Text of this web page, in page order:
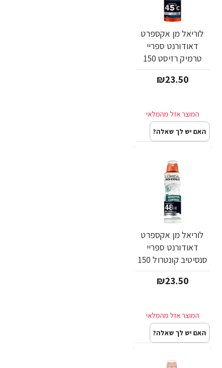
לוריאל מן אקספרט
דאודורנט ספריי
טרמיק רזיסט 150
מ"ל - מבית L'OREAL
₪23.50
האם יש לך שאלה?
לוריאל מן אקספרט
דאודורנט ספריי
סנסיטיב קונטרול 150
מ"ל - מבית L'OREAL
₪23.50
האם יש לך שאלה?